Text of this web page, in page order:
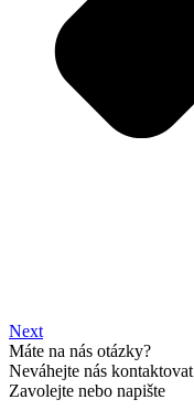
Next
Máte na nás otázky?
Neváhejte nás kontaktovat
Zavolejte nebo napište